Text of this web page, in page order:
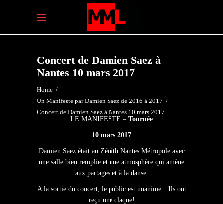
Concert de Damien Saez à
Nantes 10 mars 2017
Home/
Un Manifeste par Damien Saez de 2016 à 2017 /
Concert de Damien Saez à Nantes 10 mars 2017
LE MANIFESTE – Tournée
10 mars 2017
Damien Saez était au Zénith Nantes Métropole avec
une salle bien remplie et une atmosphère qui amène
aux partages et à la danse.
A la sortie du concert, le public est unanime…Ils ont
reçu une claque!